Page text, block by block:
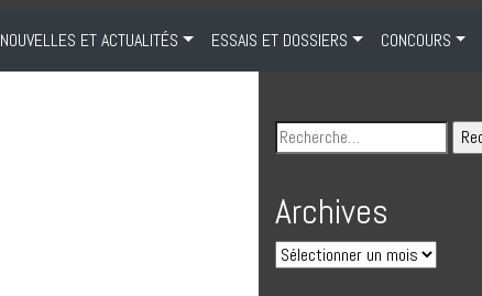
NOUVELLES ET ACTUALITÉS ESSAIS ET DOSSIERS CONCOURS
Archives